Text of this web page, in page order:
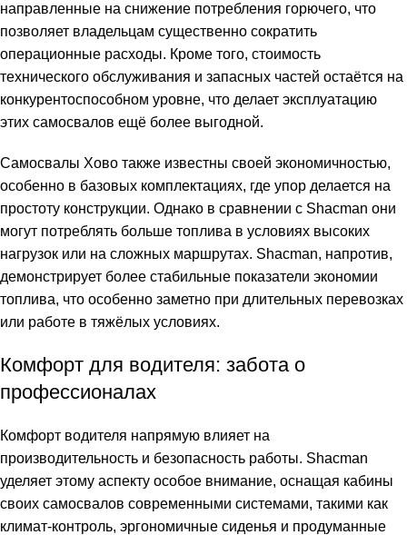
направленные на снижение потребления горючего, что
позволяет владельцам существенно сократить
операционные расходы. Кроме того, стоимость
технического обслуживания и запасных частей остаётся на
конкурентоспособном уровне, что делает эксплуатацию
этих самосвалов ещё более выгодной.
Самосвалы Хово также известны своей экономичностью,
особенно в базовых комплектациях, где упор делается на
простоту конструкции. Однако в сравнении с Shacman они
могут потреблять больше топлива в условиях высоких
нагрузок или на сложных маршрутах. Shacman, напротив,
демонстрирует более стабильные показатели экономии
топлива, что особенно заметно при длительных перевозках
или работе в тяжёлых условиях.
Комфорт для водителя: забота о
профессионалах
Комфорт водителя напрямую влияет на
производительность и безопасность работы. Shacman
уделяет этому аспекту особое внимание, оснащая кабины
своих самосвалов современными системами, такими как
климат-контроль, эргономичные сиденья и продуманные